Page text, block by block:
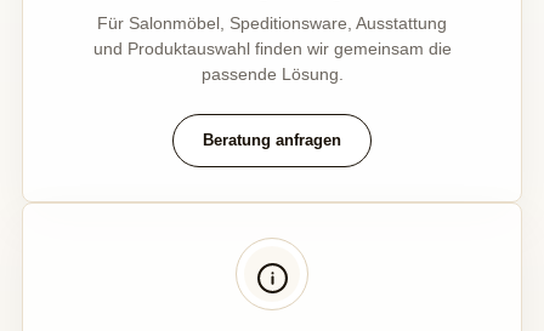
Für Salonmöbel, Speditionsware, Ausstattung
und Produktauswahl finden wir gemeinsam die
passende Lösung.
Beratung anfragen